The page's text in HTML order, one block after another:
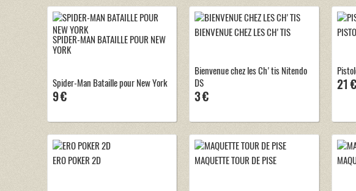
SPIDER-MAN BATAILLE POUR NEW
YORK
Spider-Man Bataille pour New York
9 €
BIENVENUE CHEZ LES CH'TIS
Bienvenue chez les Ch'tis Nitendo
DS
3 €
21 €
ERO POKER 2D MAQUETTE TOUR DE PISE